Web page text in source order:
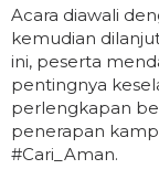
Acara diawali
kemudian
ini, peserta
pentingnya
perlengkapan
penerapan
#Cari_Aman.